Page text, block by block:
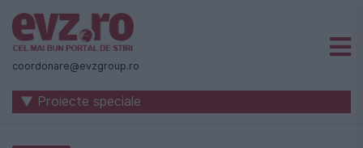
Știri
naționale
internaționale
coordonare@evzgroup.ro
▼ Proiecte speciale